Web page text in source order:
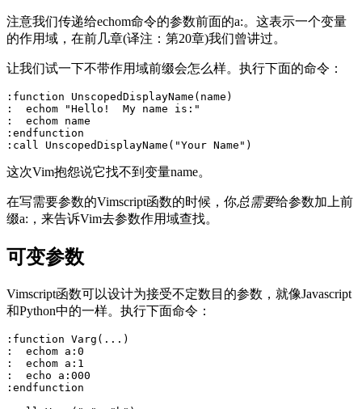
注意我们传递给echom命令的参数前面的a:。这表示一个变量
的作用域，在前几章(译注：第20章)我们曾讲过。
让我们试一下不带作用域前缀会怎么样。执行下面的命令：
:function UnscopedDisplayName(name)
:  echom "Hello!  My name is:"
:  echom name
:endfunction
这次Vim抱怨说它找不到变量name。
在写需要参数的Vimscript函数的时候，你总需要给参数加上前
缀a:，来告诉Vim去参数作用域查找。
可变参数
Vimscript函数可以设计为接受不定数目的参数，就像Javascript
和Python中的一样。执行下面命令：
:function Varg(...)
:  echom a:0
:  echom a:1
:  echo a:000
:endfunction